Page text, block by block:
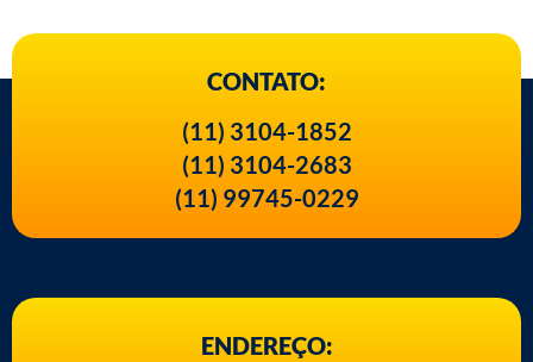
CONTATO:
(11) 3104-1852
(11) 3104-2683
(11) 99745-0229
ENDEREÇO: